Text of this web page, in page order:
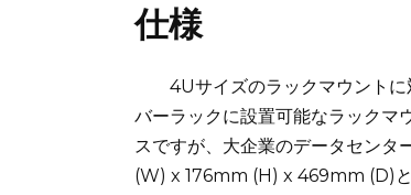
仕様
4Uサイズのラックマウントに
バーラックに設置可能なラックマ
スですが、大企業のデータセン
(W) x 176mm (H) x 469mm (D)